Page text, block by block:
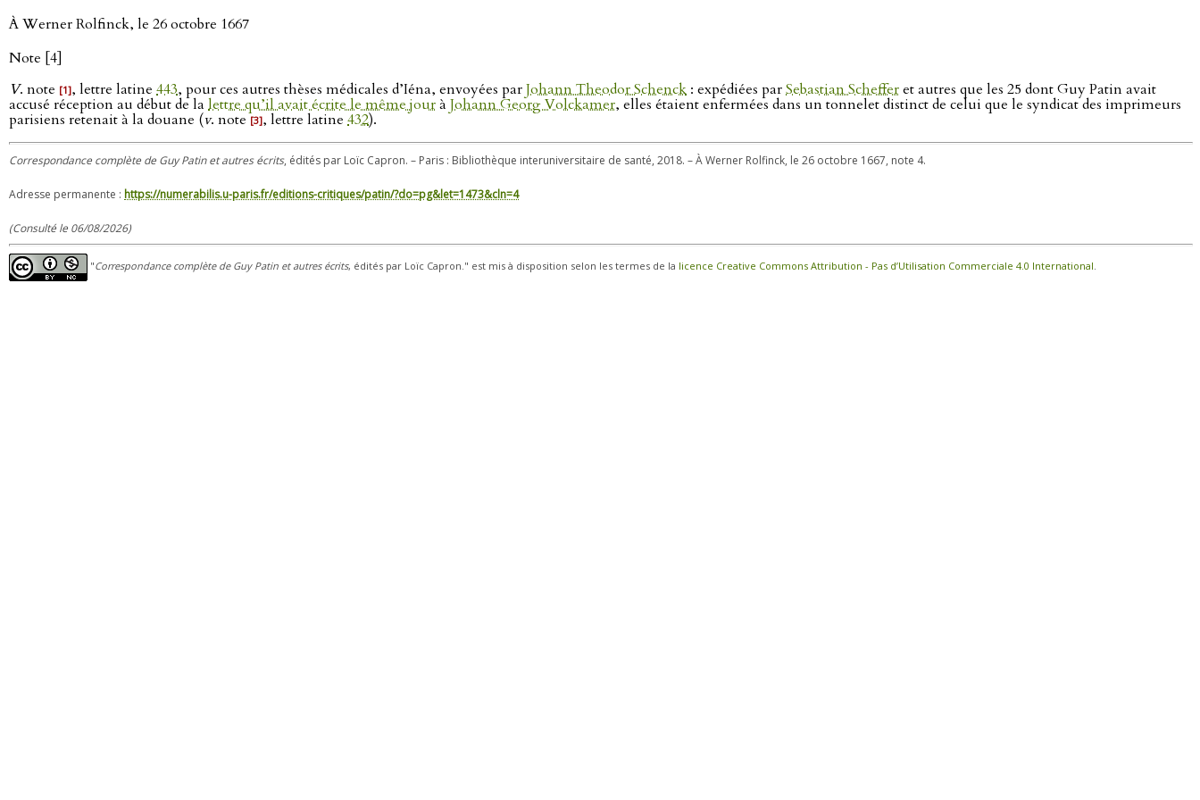
À Werner Rolfinck, le 26 octobre 1667
Note [4]
V. note [1], lettre latine 443, pour ces autres thèses médicales d’Iéna, envoyées parJohann Theodor Schenck : expédiées parSebastian Schefferet autres que les 25 dont Guy Patin avait
accusé réception au début de la lettre qu’il avait écrite le même jourà Johann Georg Volckamer, elles étaient enfermées dans un tonnelet distinct de celui que le syndicat des imprimeurs
parisiens retenait à la douane (v. note[3], lettre latine 432).
Correspondance complète de Guy Patin et autres écrits, édités par Loïc Capron. – Paris : Bibliothèque interuniversitaire de santé, 2018. – À Werner Rolfinck, le 26 octobre 1667, note 4.
Adresse permanente : https://numerabilis.u-paris.fr/editions-critiques/patin/?do=pg&let=1473&cln=4
(Consulté le 06/08/2026)
"Correspondance complète de Guy Patin et autres écrits, édités par Loïc Capron." est mis à disposition selon les termes de la licence Creative Commons Attribution - Pas d’Utilisation Commerciale 4.0 International.